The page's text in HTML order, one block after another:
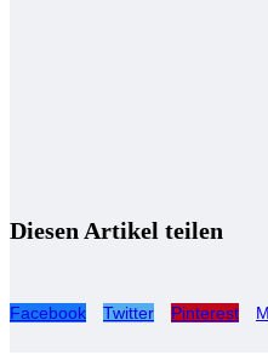
Diesen Artikel teilen
Facebook Twitter Pinterest